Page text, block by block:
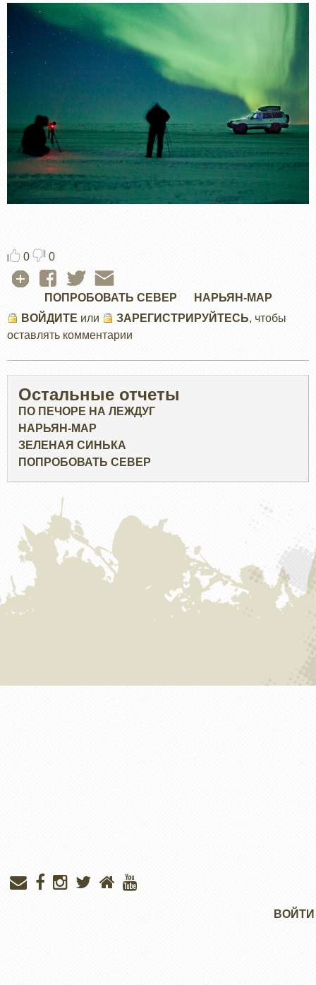
0 0
ПОПРОБОВАТЬ СЕВЕР
НАРЬЯН-МАР
ВОЙДИТЕ или ЗАРЕГИСТРИРУЙТЕСЬ, чтобы
оставлять комментарии
Остальные отчеты
ПО ПЕЧОРЕ НА ЛЕЖДУГ
НАРЬЯН-МАР
ЗЕЛЕНАЯ СИНЬКА
ПОПРОБОВАТЬ СЕВЕР
ВОЙТИ